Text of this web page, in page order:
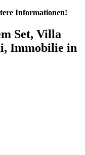
Informationen!
Set, Villa
Immobilie in